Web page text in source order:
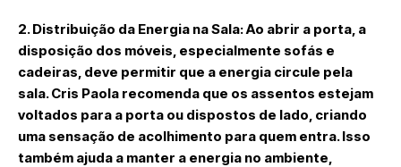
2. Distribuição da Energia na Sala:Ao abrir a porta, a
disposição dos móveis, especialmente sofás e
cadeiras, deve permitir que a energia circule pela
sala. Cris Paola recomenda que os assentos estejam
voltados para a porta ou dispostos de lado, criando
uma sensação de acolhimento para quem entra. Isso
também ajuda a manter a energia no ambiente,